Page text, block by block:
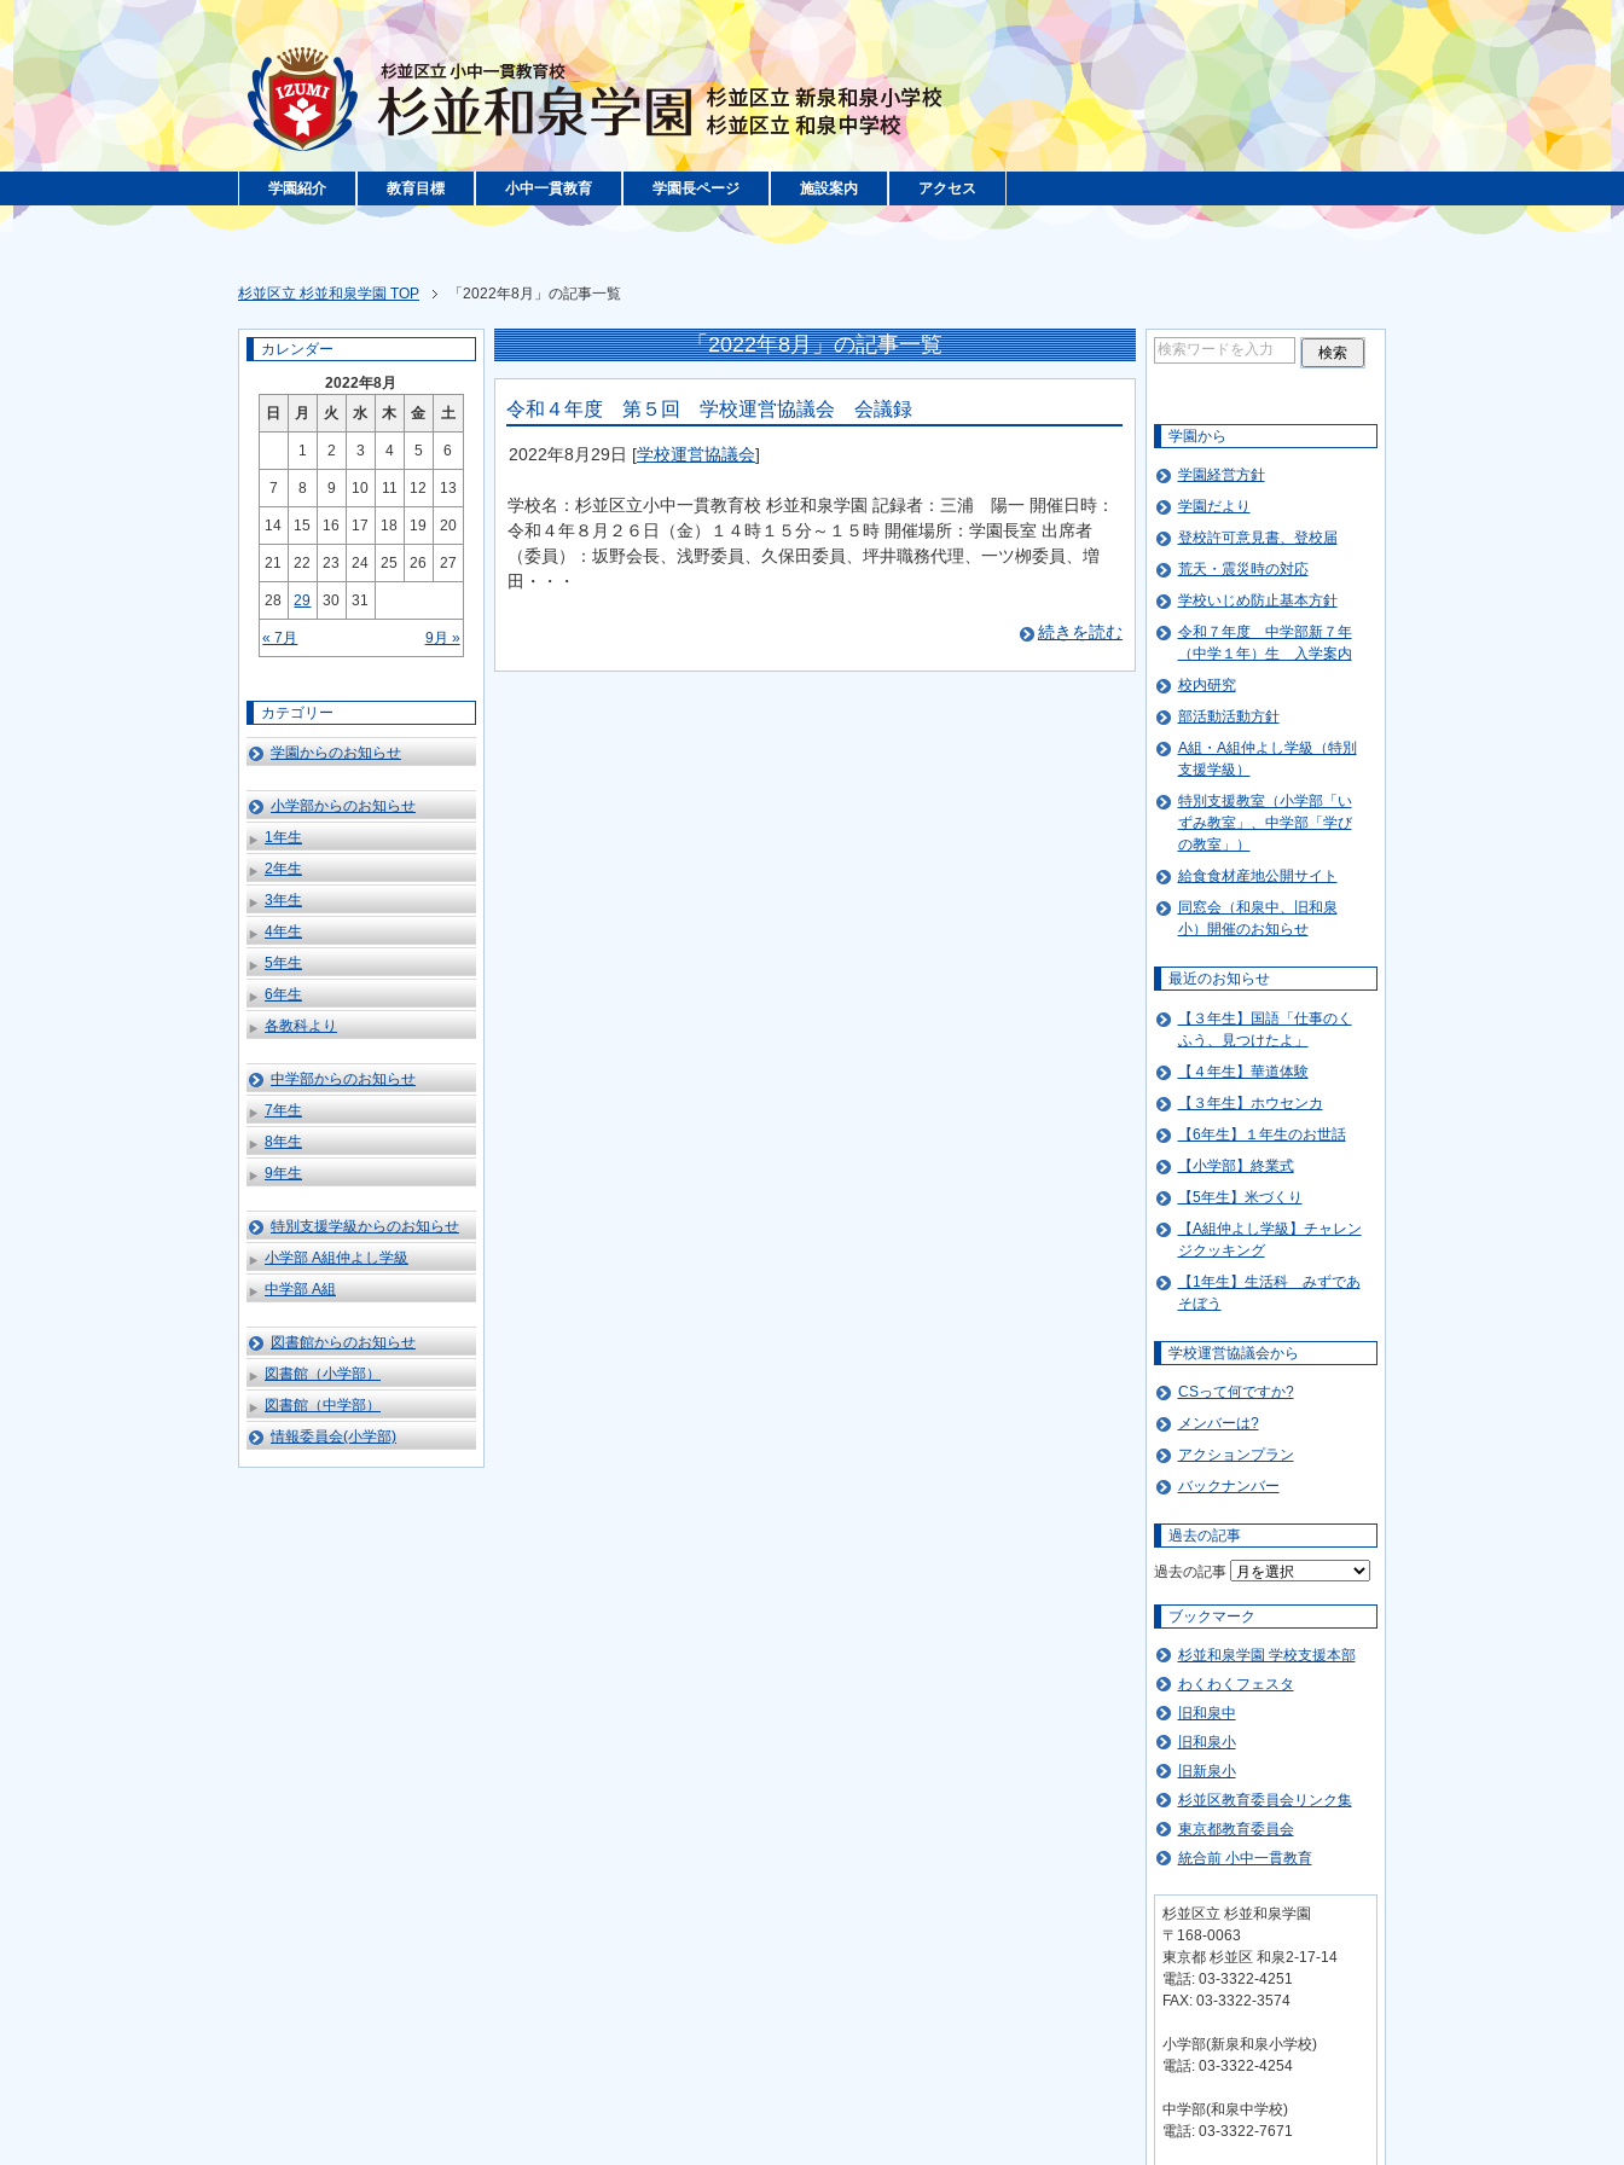
学園紹介 教育目標 小中一貫教育 学園長ページ 施設案内 アクセス
杉並区立 杉並和泉学園 TOP 「2022年8月」の記事一覧
「2022年8月」の記事一覧
令和４年度 第５回 学校運営協議会 会議録
2022年8月29日 [学校運営協議会]
学校名：杉並区立小中一貫教育校 杉並和泉学園 記録者：三浦 陽一 開催日時：
令和４年８月２６日（金）１４時１５分～１５時 開催場所：学園長室 出席者
（委員）：坂野会長、浅野委員、久保田委員、坪井職務代理、一ツ栁委員、増
田・・・
続きを読む
カレンダー
2022年8月
日
月 火 水 木 金 土
« 7月 9月 »
1 2 3 4 5 6
7 8 9 10 11 12 13
14 15 16 17 18 19 20
21 22 23 24 25 26 27
28 29 30 31
カテゴリー
学園からのお知らせ
小学部からのお知らせ
1年生
2年生
3年生
4年生
5年生
6年生
各教科より
中学部からのお知らせ
7年生
8年生
9年生
特別支援学級からのお知らせ
小学部 A組仲よし学級
中学部 A組
図書館からのお知らせ
図書館（小学部）
図書館（中学部）
情報委員会(小学部)
学園から
学園経営方針
学園だより
登校許可意見書、登校届
荒天・震災時の対応
学校いじめ防止基本方針
令和７年度 中学部新７年
（中学１年）生 入学案内
校内研究
部活動活動方針
A組・A組仲よし学級（特別
支援学級）
特別支援教室（小学部「い
ずみ教室」、中学部「学び
の教室」）
給食食材産地公開サイト
同窓会（和泉中、旧和泉
小）開催のお知らせ
最近のお知らせ
【３年生】国語「仕事のく
ふう、見つけたよ」
【４年生】華道体験
【３年生】ホウセンカ
【6年生】１年生のお世話
【小学部】終業式
【5年生】米づくり
【A組仲よし学級】チャレン
ジクッキング
【1年生】生活科 みずであ
そぼう
学校運営協議会から
CSって何ですか?
メンバーは?
アクションプラン
バックナンバー
過去の記事
過去の記事
ブックマーク
杉並和泉学園 学校支援本部
わくわくフェスタ
旧和泉中
旧和泉小
旧新泉小
杉並区教育委員会リンク集
東京都教育委員会
統合前 小中一貫教育
杉並区立 杉並和泉学園
〒168-0063
東京都 杉並区 和泉2-17-14
電話: 03-3322-4251
FAX: 03-3322-3574
小学部(新泉和泉小学校)
電話: 03-3322-4254
中学部(和泉中学校)
電話: 03-3322-7671